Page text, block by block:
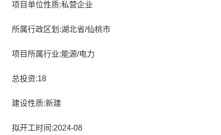
项目单位性质:私营企业
所属行政区划:湖北省/仙桃市
项目所属行业:能源/电力
总投资:18
建设性质:新建
拟开工时间:2024-08